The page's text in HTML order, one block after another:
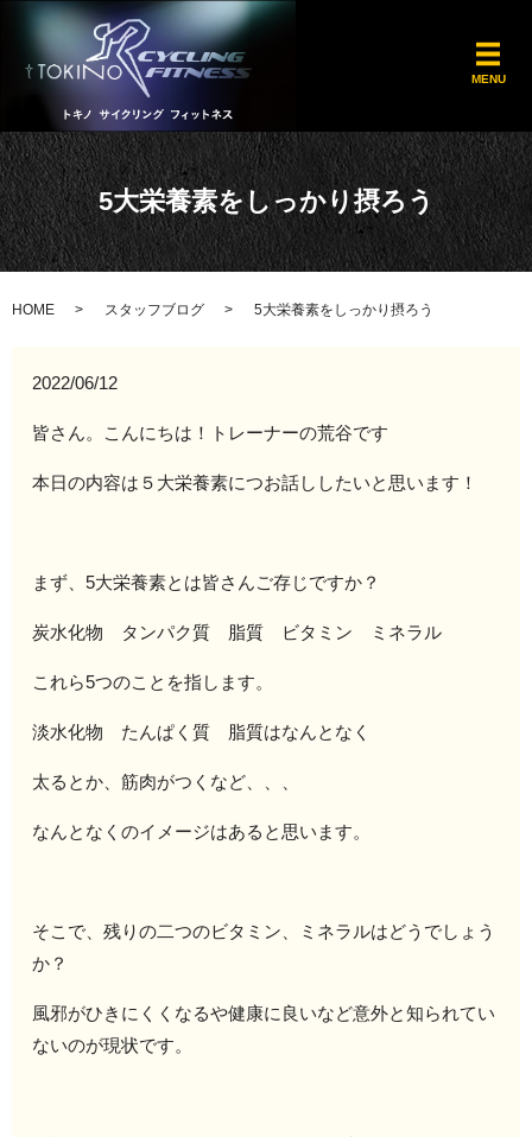
MENU
5大栄養素をしっかり摂ろう
HOME スタッフブログ 5大栄養素をしっかり摂ろう
2022/06/12
皆さん。こんにちは！トレーナーの荒谷です
本日の内容は５大栄養素につお話ししたいと思います！
まず、5大栄養素とは皆さんご存じですか？
炭水化物 タンパク質 脂質 ビタミン ミネラル
これら5つのことを指します。
淡水化物 たんぱく質 脂質はなんとなく
太るとか、筋肉がつくなど、、、
なんとなくのイメージはあると思います。
そこで、残りの二つのビタミン、ミネラルはどうでしょう
か？
風邪がひきにくくなるや健康に良いなど意外と知られてい
ないのが現状です。